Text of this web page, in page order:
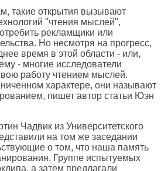
такие открытия вызывают
"чтения мыслей",
рекламщики или
Но несмотря на прогресс,
время в этой области - или,
- многие исследователи
работу чтением мыслей.
характере, они называют
пишет автор статьи Юэн
Чадвик из Университетского
на том же заседании
о том, что наша память
Группе испытуемых
а затем предлагали